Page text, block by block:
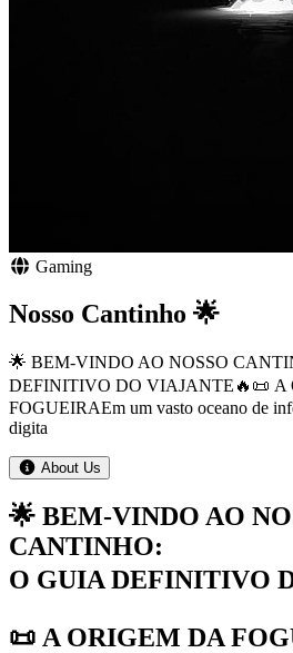
Gaming
Nosso Cantinho 🌟
🌟 BEM-VINDO AO NOSSO
DEFINITIVO DO VIAJANTE🔥ㅤㅤㅤ📜
FOGUEIRAEm um vasto oceano de
digita
About Us
🌟 BEM-VINDO AO
CANTINHO:
O GUIA DEFINITIVO
ㅤㅤㅤ📜 A ORIGEM DA